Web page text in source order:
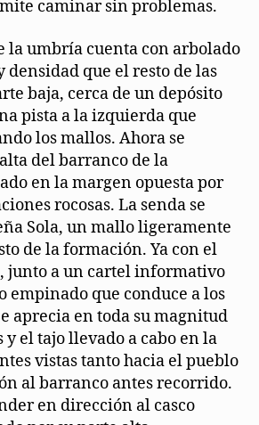
caminar sin problemas.
la umbría cuenta con arbolado
densidad que el resto de las
baja, cerca de un depósito
pista a la izquierda que
los mallos. Ahora se
del barranco de la
en la margen opuesta por
rocosas. La senda se
Sola, un mallo ligeramente
de la formación. Ya con el
junto a un cartel informativo
empinado que conduce a los
aprecia en toda su magnitud
y el tajo llevado a cabo en la
vistas tanto hacia el pueblo
al barranco antes recorrido.
en dirección al casco